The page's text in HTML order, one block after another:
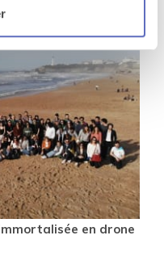
en drone